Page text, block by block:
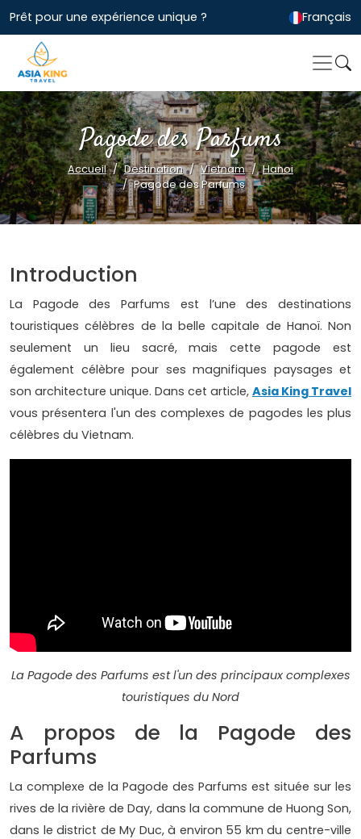
Prêt pour une expérience unique ? Français
Pagode des Parfums
Accueil Destination Vietnam
Hanoi
Pagode des Parfums
Introduction
La Pagode des Parfums est l’une des destinations
touristiques célèbres de la belle capitale de Hanoï. Non
seulement un lieu sacré, mais cette pagode est
également célèbre pour ses magnifiques paysages et
son architecture unique. Dans cet article, Asia King Travel
vous présentera l'un des complexes de pagodes les plus
célèbres du Vietnam.
La Pagode des Parfums est l'un des principaux complexes
touristiques du Nord
A propos de la Pagode des
Parfums
La complexe de la Pagode des Parfums est située sur les
rives de la rivière de Day, dans la commune de Huong Son,
dans le district de My Duc, à environ 55 km du centre-ville